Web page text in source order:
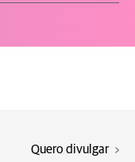
Quero divulgar